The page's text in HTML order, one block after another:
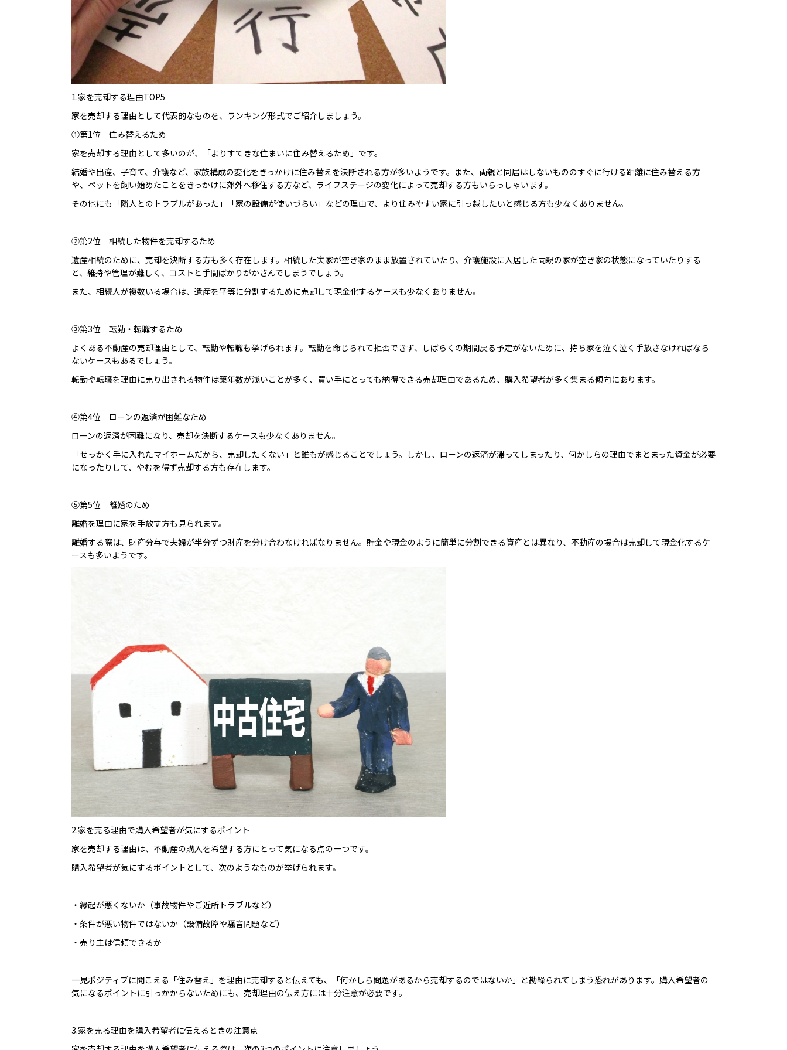
1.家を売却する理由TOP5
家を売却する理由として代表的なものを、ランキング形式でご紹介しましょう。
①第1位｜住み替えるため
家を売却する理由として多いのが、「よりすてきな住まいに住み替えるため」です。
結婚や出産、子育て、介護など、家族構成の変化をきっかけに住み替えを決断される方が多いようです。また、両親と同居はしないもののすぐに行ける距離に住み替える方
や、ペットを飼い始めたことをきっかけに郊外へ移住する方など、ライフステージの変化によって売却する方もいらっしゃいます。
その他にも「隣人とのトラブルがあった」「家の設備が使いづらい」などの理由で、より住みやすい家に引っ越したいと感じる方も少なくありません。
②第2位｜相続した物件を売却するため
遺産相続のために、売却を決断する方も多く存在します。相続した実家が空き家のまま放置されていたり、介護施設に入居した両親の家が空き家の状態になっていたりする
と、維持や管理が難しく、コストと手間ばかりがかさんでしまうでしょう。
また、相続人が複数いる場合は、遺産を平等に分割するために売却して現金化するケースも少なくありません。
③第3位｜転勤・転職するため
よくある不動産の売却理由として、転勤や転職も挙げられます。転勤を命じられて拒否できず、しばらくの期間戻る予定がないために、持ち家を泣く泣く手放さなければなら
ないケースもあるでしょう。
転勤や転職を理由に売り出される物件は築年数が浅いことが多く、買い手にとっても納得できる売却理由であるため、購入希望者が多く集まる傾向にあります。
④第4位｜ローンの返済が困難なため
ローンの返済が困難になり、売却を決断するケースも少なくありません。
「せっかく手に入れたマイホームだから、売却したくない」と誰もが感じることでしょう。しかし、ローンの返済が滞ってしまったり、何かしらの理由でまとまった資金が必要
になったりして、やむを得ず売却する方も存在します。
⑤第5位｜離婚のため
離婚を理由に家を手放す方も見られます。
離婚する際は、財産分与で夫婦が半分ずつ財産を分け合わなければなりません。貯金や現金のように簡単に分割できる資産とは異なり、不動産の場合は売却して現金化するケ
ースも多いようです。
2.家を売る理由で購入希望者が気にするポイント
家を売却する理由は、不動産の購入を希望する方にとって気になる点の一つです。
購入希望者が気にするポイントとして、次のようなものが挙げられます。
・縁起が悪くないか（事故物件やご近所トラブルなど）
・条件が悪い物件ではないか（設備故障や騒音問題など）
・売り主は信頼できるか
一見ポジティブに聞こえる「住み替え」を理由に売却すると伝えても、「何かしら問題があるから売却するのではないか」と勘繰られてしまう恐れがあります。購入希望者の
気になるポイントに引っかからないためにも、売却理由の伝え方には十分注意が必要です。
3.家を売る理由を購入希望者に伝えるときの注意点